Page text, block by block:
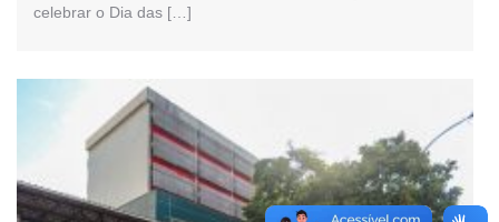
celebrar o Dia das […]